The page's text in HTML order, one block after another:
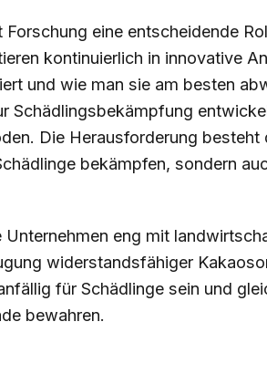
eine entscheidende
kontinuierlich in innovative
und wie man sie am besten
Schädlingsbekämpfung
Die Herausforderung
bekämpfen, sondern
eng mit
widerstandsfähiger
für Schädlinge sein und
bewahren.